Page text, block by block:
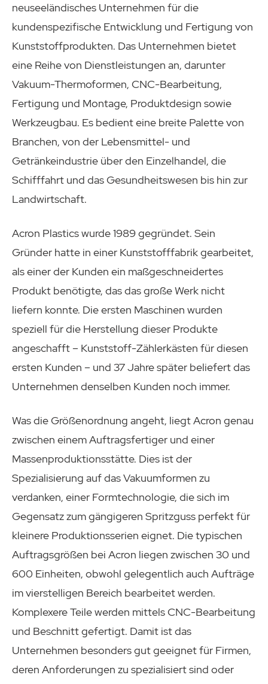
neuseeländisches Unternehmen für die
kundenspezifische Entwicklung und Fertigung von
Kunststoffprodukten. Das Unternehmen bietet
eine Reihe von Dienstleistungen an, darunter
Vakuum-Thermoformen, CNC-Bearbeitung,
Fertigung und Montage, Produktdesign sowie
Werkzeugbau. Es bedient eine breite Palette von
Branchen, von der Lebensmittel- und
Getränkeindustrie über den Einzelhandel, die
Schifffahrt und das Gesundheitswesen bis hin zur
Landwirtschaft.
Acron Plastics wurde 1989 gegründet. Sein
Gründer hatte in einer Kunststofffabrik gearbeitet,
als einer der Kunden ein maßgeschneidertes
Produkt benötigte, das das große Werk nicht
liefern konnte. Die ersten Maschinen wurden
speziell für die Herstellung dieser Produkte
angeschafft – Kunststoff-Zählerkästen für diesen
ersten Kunden – und 37 Jahre später beliefert das
Unternehmen denselben Kunden noch immer.
Was die Größenordnung angeht, liegt Acron genau
zwischen einem Auftragsfertiger und einer
Massenproduktionsstätte. Dies ist der
Spezialisierung auf das Vakuumformen zu
verdanken, einer Formtechnologie, die sich im
Gegensatz zum gängigeren Spritzguss perfekt für
kleinere Produktionsserien eignet. Die typischen
Auftragsgrößen bei Acron liegen zwischen 30 und
600 Einheiten, obwohl gelegentlich auch Aufträge
im vierstelligen Bereich bearbeitet werden.
Komplexere Teile werden mittels CNC-Bearbeitung
und Beschnitt gefertigt. Damit ist das
Unternehmen besonders gut geeignet für Firmen,
deren Anforderungen zu spezialisiert sind oder